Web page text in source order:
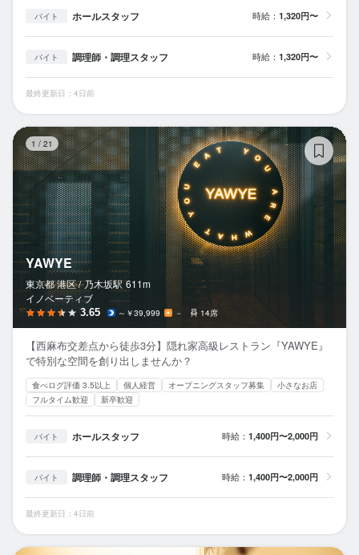
バイト ホールスタッフ 時給： 1,320円〜
バイト 調理師・調理スタッフ 時給： 1,320円〜
最終更新日：4日前
1 / 21
YAWYE
東京都 港区 / 乃木坂駅 611m
イノベーティブ
3.65 ～￥39,999 － 14席
【西麻布交差点から徒歩3分】隠れ家高級レストラン『YAWYE』
で特別な空間を創り出しませんか？
食べログ評価 3.5以上 個人経営 オープニングスタッフ募集
小さなお店
フルタイム歓迎
新卒歓迎
バイト ホールスタッフ 時給： 1,400円〜2,000円
バイト 調理師・調理スタッフ 時給： 1,400円〜2,000円
最終更新日：4日前